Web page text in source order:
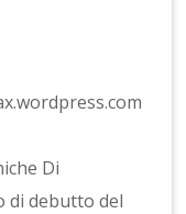
Di
di debutto del